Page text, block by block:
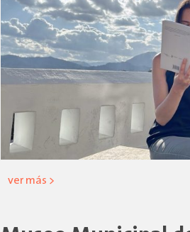
ver más >